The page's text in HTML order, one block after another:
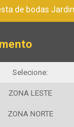
de bodas
Selecione:
ZONA LESTE
ZONA NORTE